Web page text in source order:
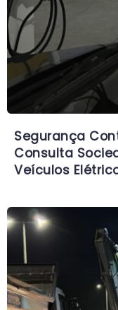
Segurança
Consulta
Veículos